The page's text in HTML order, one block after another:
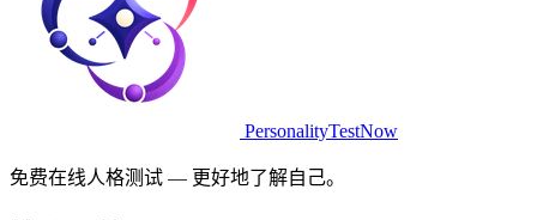
PersonalityTestNow
免费在线人格测试 — 更好地了解自己。